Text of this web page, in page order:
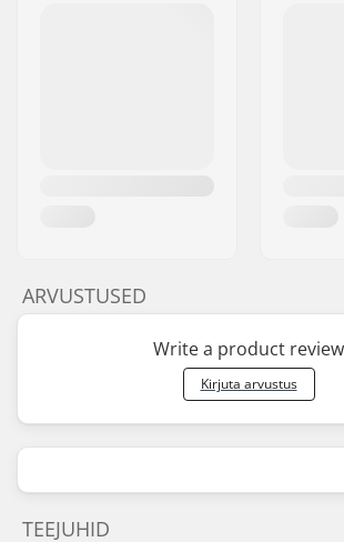
ARVUSTUSED
Write a product review
Kirjuta arvustus
TEEJUHID